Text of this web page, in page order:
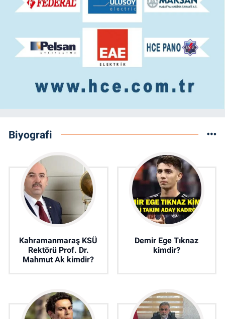
Biyografi
Kahramanmaraş KSÜ
Rektörü Prof. Dr.
Mahmut Ak kimdir?
Demir Ege Tıknaz
kimdir?